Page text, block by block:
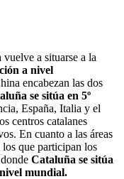
a situarse a la
a nivel
encabezan las dos
se sitúa en 5º
España, Italia y el
centros catalanes
En cuanto a las áreas
que participan los
Cataluña se sitúa
mundial.